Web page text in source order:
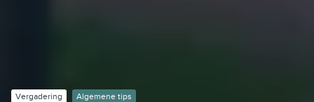
Vergadering Algemene tips